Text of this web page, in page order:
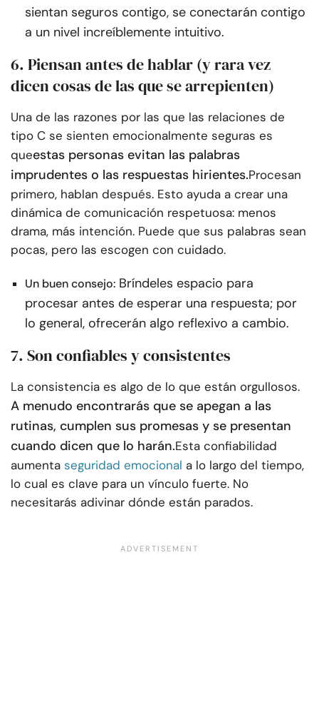
sientan seguros contigo, se conectarán contigo
a un nivel increíblemente intuitivo.
6. Piensan antes de hablar (y rara vez
dicen cosas de las que se arrepienten)
Una de las razones por las que las relaciones de
tipo C se sienten emocionalmente seguras es
queestas personas evitan las palabras
imprudentes o las respuestas hirientes.Procesan
primero, hablan después. Esto ayuda a crear una
dinámica de comunicación respetuosa: menos
drama, más intención. Puede que sus palabras sean
pocas, pero las escogen con cuidado.
Un buen consejo: Bríndeles espacio para
procesar antes de esperar una respuesta; por
lo general, ofrecerán algo reflexivo a cambio.
7. Son confiables y consistentes
La consistencia es algo de lo que están orgullosos.
A menudo encontrarás que se apegan a las
rutinas, cumplen sus promesas y se presentan
cuando dicen que lo harán.Esta confiabilidad
aumenta seguridad emocional a lo largo del tiempo,
lo cual es clave para un vínculo fuerte. No
necesitarás adivinar dónde están parados.